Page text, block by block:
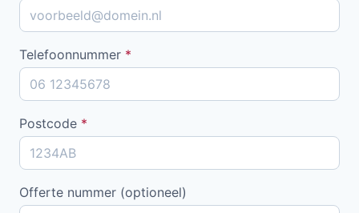
Telefoonnummer *
Postcode *
Offerte nummer (optioneel)